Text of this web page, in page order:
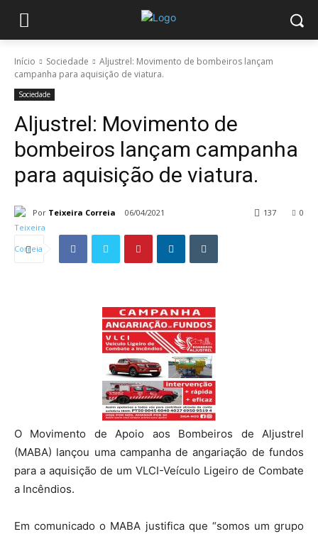
Início Sociedade
Aljustrel: Movimento de bombeiros lançam
campanha para aquisição de viatura.
Sociedade
Aljustrel: Movimento de
bombeiros lançam campanha
para aquisição de viatura.
Por Teixeira Correia 06/04/2021 0
137
O Movimento de Apoio aos Bombeiros de Aljustrel
(MABA) lançou uma campanha de angariação de fundos
para a aquisição de um VLCI-Veículo Ligeiro de Combate
a Incêndios.
Em comunicado o MABA justifica que “somos um grupo